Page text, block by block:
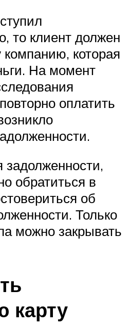
то клиент должен
компанию, которая
На момент
оплатить
задолженности,
обратиться в
об
Только
можно закрывать
карту